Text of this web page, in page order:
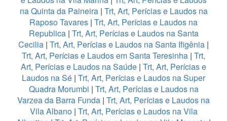
na Quinta da Paineira| Trt, Art, Perícias e Laudos na
Raposo Tavares | Trt, Art, Perícias e Laudos na
Republica| Trt, Art, Perícias e Laudos na Santa
Cecilia | Trt, Art, Perícias e Laudos na Santa Ifigênia |
Trt, Art, Perícias e Laudos em Santa Teresinha | Trt,
Art, Perícias e Laudos na Saúde | Trt, Art, Perícias e
Laudos na Sé | Trt, Art, Perícias e Laudos na Super
Quadra Morumbi | Trt, Art, Perícias e Laudos na
Varzea da Barra Funda | Trt, Art, Perícias e Laudos na
Vila Albano| Trt, Art, Perícias e Laudos na Vila